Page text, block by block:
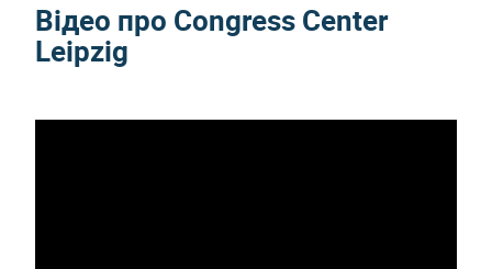
Відео про Congress Center
Leipzig